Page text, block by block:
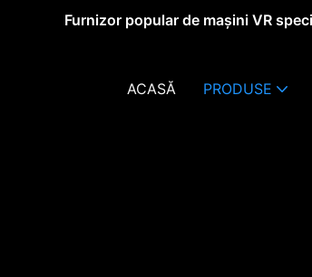
Furnizor popular de mașini VR
ACASĂ PRODUSE